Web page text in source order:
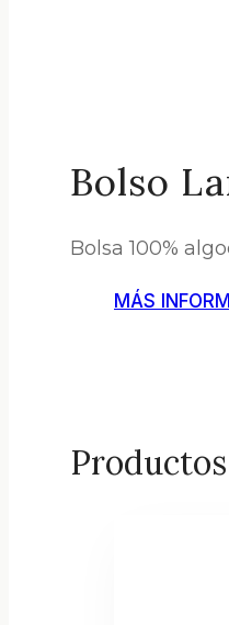
Bolso
Bolsa 100%
MÁS